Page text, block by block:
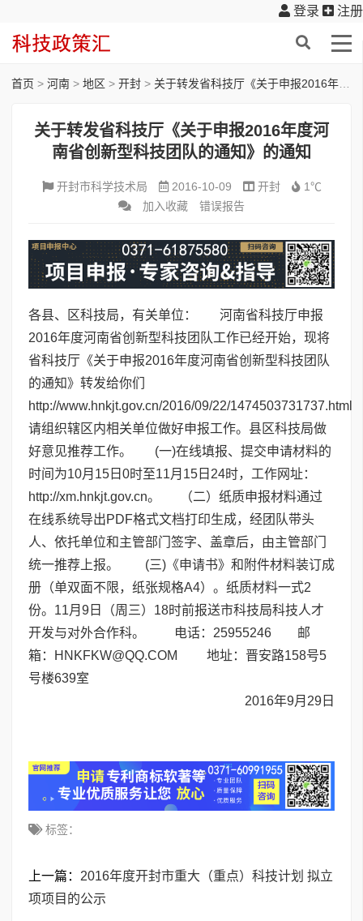
登录 注册
首页 > 河南 > 地区 > 开封 > 关于转发省科技厅《关于申报2016年度河南省创新型科技团队的通知》的通知
关于转发省科技厅《关于申报2016年度河
南省创新型科技团队的通知》的通知
开封市科学技术局 2016-10-09 开封
1℃
加入收藏
错误报告
各县、区科技局，有关单位：
河南省科技厅申报
2016年度河南省创新型科技团队工作已经开始，现将
省科技厅《关于申报2016年度河南省创新型科技团队
的通知》转发给你们
http://www.hnkjt.gov.cn/2016/09/22/1474503731737.html
请组织辖区内相关单位做好申报工作。县区科技局做
好意见推荐工作。
(一)在线填报、提交申请材料的
时间为10月15日0时至11月15日24时，工作网址：
http://xm.hnkjt.gov.cn。
（二）纸质申报材料通过
在线系统导出PDF格式文档打印生成，经团队带头
人、依托单位和主管部门签字、盖章后，由主管部门
统一推荐上报。
(三)《申请书》和附件材料装订成
册（单双面不限，纸张规格A4）。纸质材料一式2
份。11月9日（周三）18时前报送市科技局科技人才
开发与对外合作科。
电话：25955246 邮
箱：HNKFKW@QQ.COM
地址：晋安路158号5
号楼639室
2016年9月29日
标签：
上一篇： 2016年度开封市重大（重点）科技计划 拟立
项项目的公示